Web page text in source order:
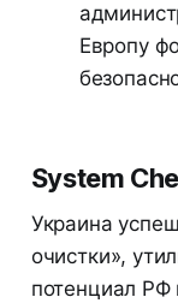
Европу
System
Украина
очистки»,
потенциал